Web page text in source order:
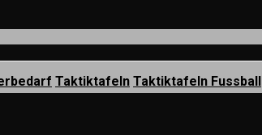
Taktiktafeln Taktiktafeln Fussball